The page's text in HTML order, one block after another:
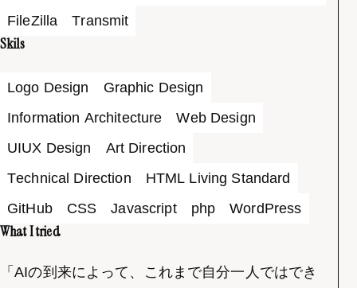
FileZilla
Transmit
Skils
Logo Design
Graphic Design
Information Architecture
Web Design
UIUX Design
Art Direction
Technical Direction
HTML Living Standard
GitHub
CSS Javascript php WordPress
What I tried
「AIの到来によって、これまで自分一人ではでき